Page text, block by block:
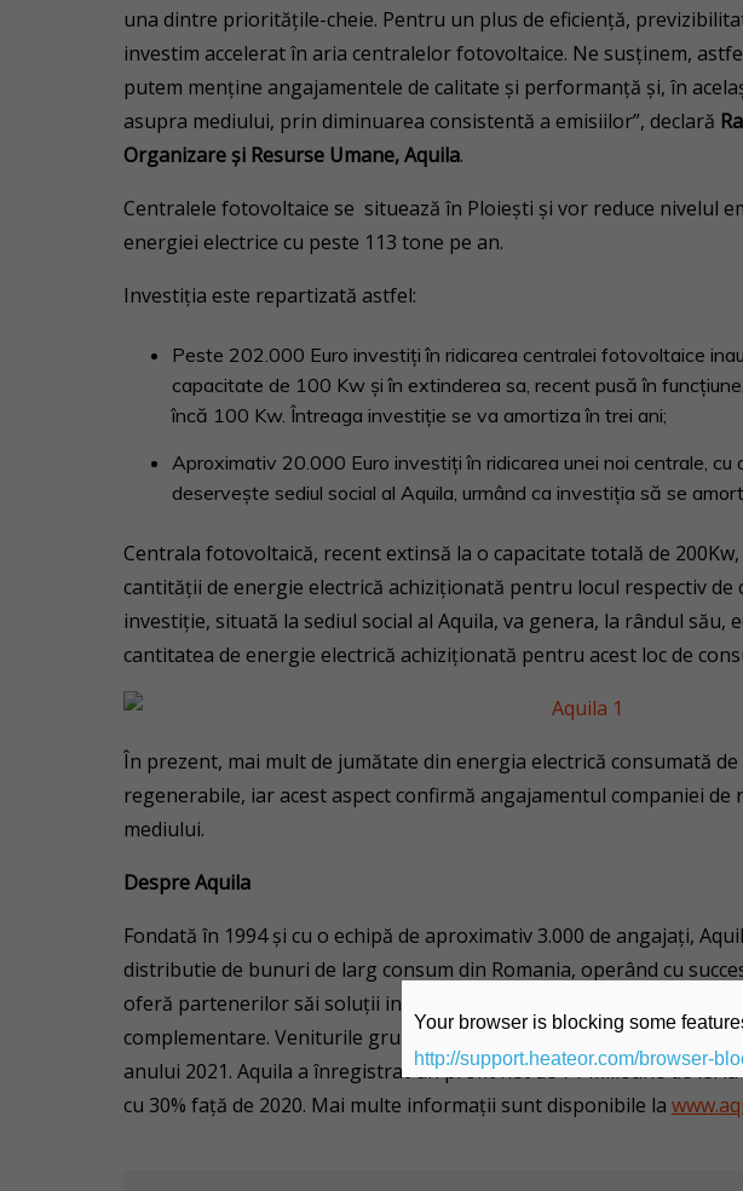
una dintre prioritățile-cheie. Pentru un plus de eficiență,
investim accelerat în aria centralelor fotovoltaice. Ne susținem,
putem menține angajamentele de calitate și performanță și, în
asupra mediului, prin diminuarea consistentă a emisiilor”, declară
Organizare și Resurse Umane, Aquila.
Centralele fotovoltaice se situează în Ploiești și vor reduce nivelul
energiei electrice cu peste 113 tone pe an.
Investiția este repartizată astfel:
Peste 202.000 Euro investiți în ridicarea centralei fotovoltaice
capacitate de 100 Kw și în extinderea sa, recent pusă în
încă 100 Kw. Întreaga investiție se va amortiza în trei ani;
Aproximativ 20.000 Euro investiți în ridicarea unei noi centrale, cu
deservește sediul social al Aquila, urmând ca investiția să se
Centrala fotovoltaică, recent extinsă la o capacitate totală de 200Kw,
cantității de energie electrică achiziționată pentru locul respectiv de
investiție, situată la sediul social al Aquila, va genera, la rândul său,
cantitatea de energie electrică achiziționată pentru acest loc de
În prezent, mai mult de jumătate din energia electrică consumată
regenerabile, iar acest aspect confirmă angajamentul companiei de
mediului.
Despre Aquila
Fondată în 1994 și cu o echipă de aproximativ 3.000 de angajați,
distributie de bunuri de larg consum din Romania, operând cu
oferă partenerilor săi soluții integrate de distribuție și logistică, prin
complementare. Veniturile grupului au crescut cu 13%, ajungând la
anului 2021. Aquila a înregistrat un profit net de 71 milioane de lei
cu 30% față de 2020. Mai multe informații sunt disponibile la
Your browser is blocking some
http://support.heateor.com/browser-